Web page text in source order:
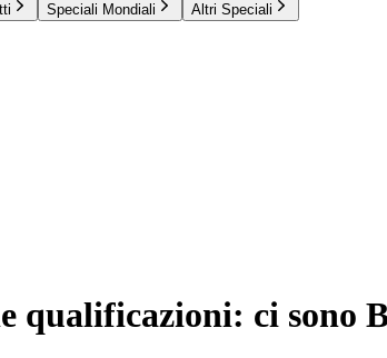
Speciali Mondiali Altri Speciali
qualificazioni: ci sono